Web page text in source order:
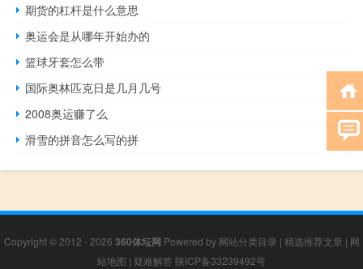
期货的杠杆是什么意思
奥运会是从哪年开始办的
篮球牙套怎么带
国际奥林匹克日是几月几号
2008奥运赚了么
滑雪的拼音怎么写的拼
Copyright © 2012 - 2026 360体坛网 Powered by 网站分类目录 | 精选推荐文章 | 网
站地图 | 疑难解答 陕ICP备33239492号